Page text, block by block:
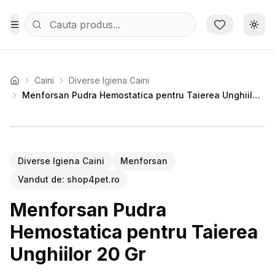
Sari la conținutul principal
Toggle Menu
Acasa Caini
Diverse Igiena Caini
Menforsan Pudra Hemostatica pentru Taierea Unghiilor 20 Gr
Diverse Igiena Caini
Menforsan
Vandut de: shop4pet.ro
Menforsan Pudra
Hemostatica pentru Taierea
Unghiilor 20 Gr